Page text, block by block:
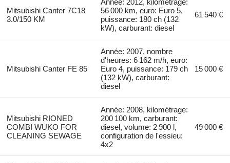
Mitsubishi Canter 7C18
3.0/150 KM
Année: 2012, kilométrage:
56 000 km, euro: Euro 5,
puissance: 180 ch (132
kW), carburant: diesel
61 540 €
Mitsubishi Canter FE 85
Année: 2007, nombre
d'heures: 6 162 m/h, euro:
Euro 4, puissance: 179 ch
(132 kW), carburant:
diesel
15 000 €
Mitsubishi RIONED
COMBI WUKO FOR
CLEANING SEWAGE
Année: 2008, kilométrage:
200 100 km, carburant:
diesel, volume: 2 900 l,
configuration de l'essieu:
4x2
49 000 €